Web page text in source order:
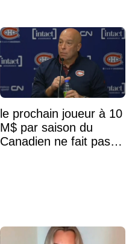
le prochain joueur à 10
M$ par saison du
Canadien ne fait pas